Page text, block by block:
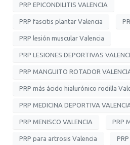
PRP EPICONDILITIS VALENCIA
PRP fascitis plantar Valencia
PRP lesión muscular Valencia
PRP LESIONES DEPORTIVAS
PRP MANGUITO ROTADOR
PRP más ácido hialurónico rodilla
PRP MEDICINA DEPORTIVA
PRP MENISCO VALENCIA PRP
PRP para artrosis Valencia